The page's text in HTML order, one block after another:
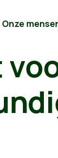
Onze